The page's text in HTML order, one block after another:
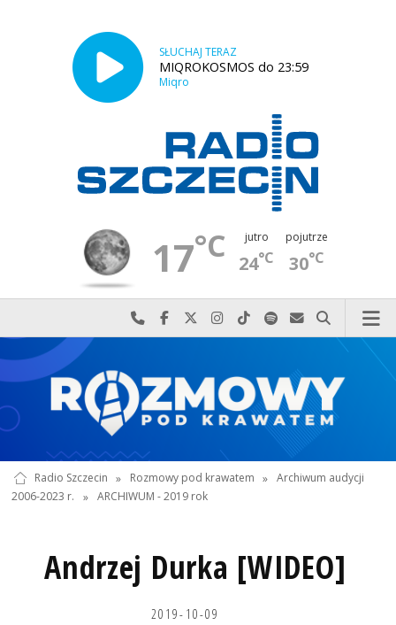
SŁUCHAJ TERAZ
MIQROKOSMOS do 23:59
Miqro
17°C jutro
24°C
pojutrze
30°C
Najlepiej po prostu do nas zadzwoń
Odwiedź nas na Facebook-u
Odwiedź nas na X
Odwiedź nas na Instagram-ie
Odwiedź nas na TikTok-u
Szukaj nas na Spotify
Wyślij do nas
Szukaj
Radio Szczecin » Rozmowy pod krawatem » Archiwum audycji
2006-2023 r.
» ARCHIWUM - 2019 rok
Andrzej Durka [WIDEO]
2019-10-09